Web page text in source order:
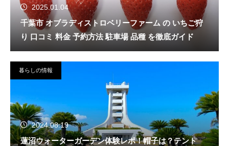
2025.01.04
千葉市 オブラディストロベリーファーム の いちご狩
り 口コミ 料金 予約方法 駐車場 品種 を徹底ガイド
暮らしの情報
2024.08.19
蓮沼ウォーターガーデン体験レポ！帽子は？テント